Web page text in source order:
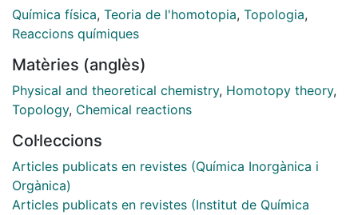
Química física, Teoria de l'homotopia, Topologia,
Reaccions químiques
Matèries (anglès)
Physical and theoretical chemistry, Homotopy theory,
Topology, Chemical reactions
Col·leccions
Articles publicats en revistes (Química Inorgànica i
Orgànica)
Articles publicats en revistes (Institut de Química